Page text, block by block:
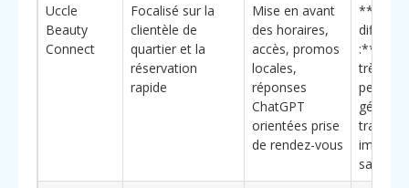
Uccle
Beauty
Connect
Focalisé sur la
clientèle de
quartier et la
réservation
rapide
Mise en avant
des horaires,
accès, promos
locales,
réponses
ChatGPT
orientées prise
de rendez-vous
:**
très
pensée
générer
trafic
salon